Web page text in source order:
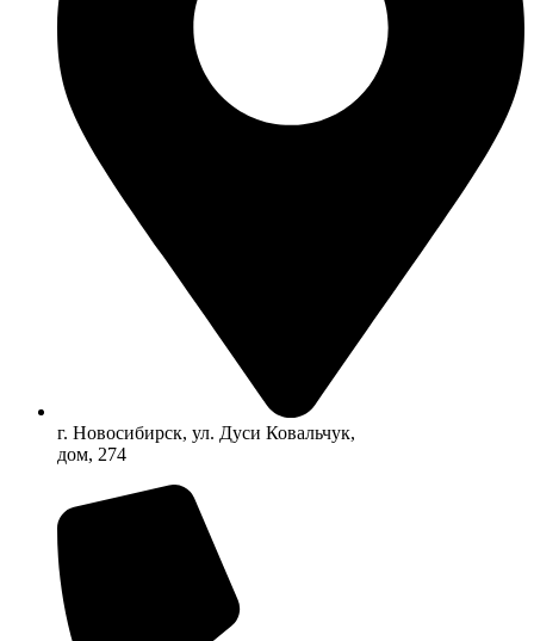
г. Новосибирск, ул. Дуси Ковальчук,
дом, 274